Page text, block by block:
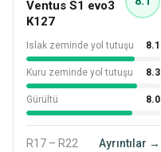
Ventus S1 evo3
K127
Islak zeminde yol tutuşu 8.1
Kuru zeminde yol tutuşu 8.3
Gürültü 8.0
R17 – R22 Ayrıntılar →